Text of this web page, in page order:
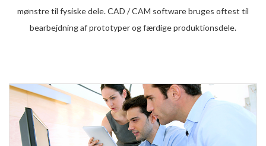
mønstre til fysiske dele. CAD / CAM software bruges oftest til
bearbejdning af prototyper og færdige produktionsdele.